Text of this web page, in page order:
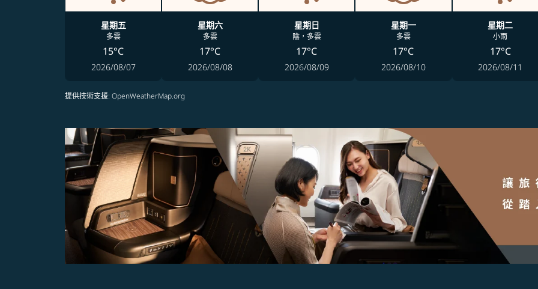
星期五
多雲
15°C
2026/08/07
星期六
多雲
17°C
2026/08/08
星期日
陰，多雲
17°C
2026/08/09
星期一
多雲
17°C
2026/08/10
星期二
小雨
17°C
2026/08/11
提供技術支援: OpenWeatherMap.org